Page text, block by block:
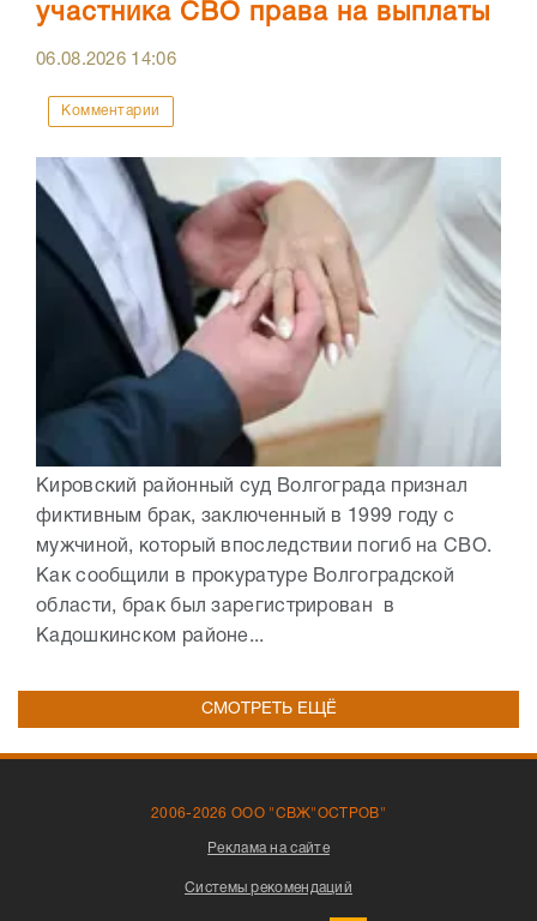
участника СВО права на выплаты
06.08.2026 14:06
Комментарии
Кировский районный суд Волгограда признал
фиктивным брак, заключенный в 1999 году с
мужчиной, который впоследствии погиб на СВО.
Как сообщили в прокуратуре Волгоградской
области, брак был зарегистрирован в
Кадошкинском районе...
СМОТРЕТЬ ЕЩЁ
2006-2026 ООО "СВЖ"ОСТРОВ"
Реклама на сайте
Системы рекомендаций